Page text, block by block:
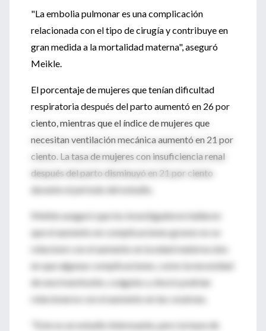
"La embolia pulmonar es una complicación
relacionada con el tipo de cirugía y contribuye en
gran medida a la mortalidad materna", aseguró
Meikle.
El porcentaje de mujeres que tenían dificultad
respiratoria después del parto aumentó en 26 por
ciento, mientras que el índice de mujeres que
necesitan ventilación mecánica aumentó en 21 por
ciento. La tasa de mujeres con insuficiencia renal
después del parto disminuyó en 21 por ciento
durante el periodo del estudio.
Meikle aseguró que los investigadores hallaron
que el aumento en complicaciones graves no se
relacionó con el aumento en la edad materna sino
en que algunas complicaciones, como la necesidad
de una transfusión, coágulos y shock podrían
relacionarse con el aumento en las cesáreas.
"Este es un estudio interesante, pero la base de